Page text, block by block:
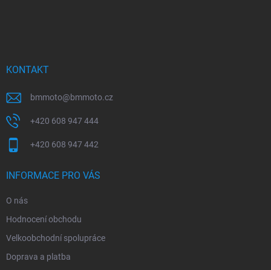
KONTAKT
bmmoto@bmmoto.cz
+420 608 947 444
+420 608 947 442
INFORMACE PRO VÁS
O nás
Hodnocení obchodu
Velkoobchodní spolupráce
Doprava a platba